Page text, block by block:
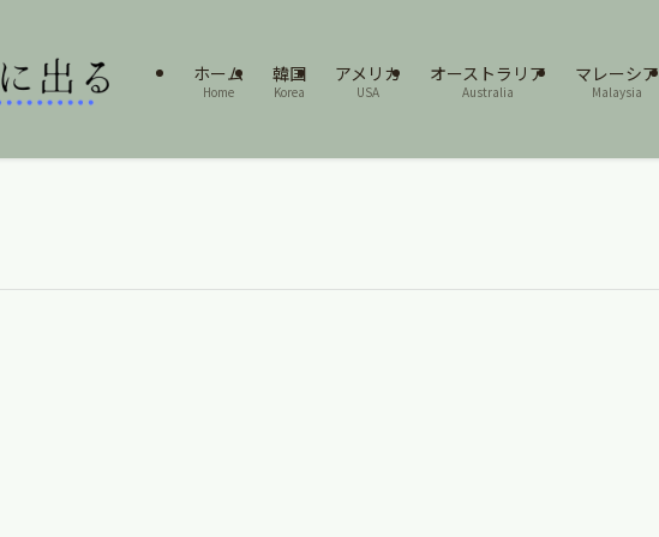
ホーム
Home
韓国
Korea
アメリカ
USA
オーストラリア
Australia
マレーシア
Malaysia